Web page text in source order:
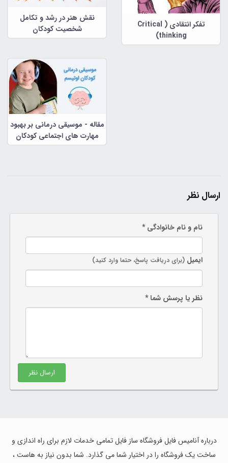
تفکر انتقادی ( Critical
thinking)
نقش هنر در رشد و تکامل
شخصیت کودکان
مقاله - موسیقی درمانی بر بهبود
مهارت های اجتماعی کودکان
اتیسم
ارسال نظر
نام و نام خانوادگی *
ایمیل (برای دریافت پاسخ، حتما وارد کنید)
نظر یا پرسش شما *
ارسال نظر
درباره آنامیس فایل فروشگاه ساز فایل تمامی خدمات لازم برای راه اندازی و
ساخت یک فروشگاه را در اختیار شما می گذارد. شما بدون نیاز به هاست ،